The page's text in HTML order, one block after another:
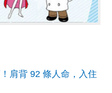
肩背 92 條人命，入住